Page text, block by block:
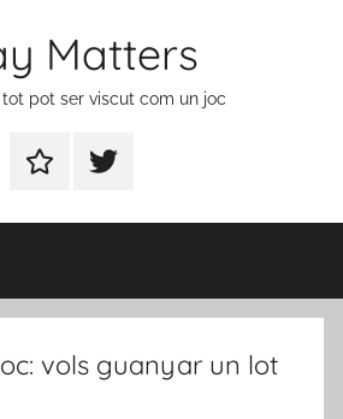
Matters
tot pot ser viscut com un joc
ContactarElement
menú
vols guanyar un lot